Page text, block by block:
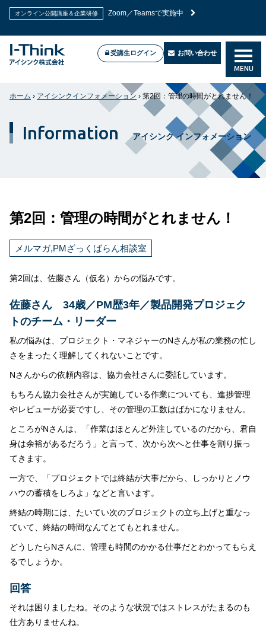
受講生ログイン お問い合わせ
MENU
Information アイシンク インフォメーション
ホーム › アイシンクインフォメーション › 第2回：管理の時間がとれません！
第2回：管理の時間がとれません！
メルマガ,PMざっくばらん相談室
第2回は、佐藤さん（仮名）からの悩みです。
佐藤さん 34歳／PM歴3年／製品開発プロジェク
トのチーム・リーダー
私の悩みは、プロジェクト・マネジャーのNさんが私の業務の忙し
さをまったく理解してくれないことです。
Nさんからの依頼内容は、協力会社さんに委託しています。
もちろん協力会社さんが実施している作業についても、進捗管理
やレビューが必要ですし、その管理の工数はばかになりません。
ところがNさんは、「作業はほとんど外注しているのだから、君自
身は余裕があるだろう」と言って、次から次へと仕事を割り振っ
てきます。
一方で、「プロジェクトでは終結が大事だから、しっかりとノウ
ハウの蓄積をしろよ」などと言います。
終結の時期には、たいてい次のプロジェクトの立ち上げと重なっ
ていて、終結の時間なんてとてもとれません。
どうしたらNさんに、管理も時間のかかる仕事だとわかってもらえ
るでしょうか。
回答
それは困りましたね。そのような状況ではストレスがたまるのも
仕方ありませんね。